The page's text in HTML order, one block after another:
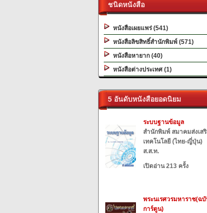
ชนิดหนังสือ
หนังสือเผยแพร่ (541)
หนังสือลิขสิทธิ์สำนักพิมพ์ (571)
หนังสือหายาก (40)
หนังสือต่างประเทศ (1)
5 อันดับหนังสือยอดนิยม
ระบบฐานข้อมูล
สำนักพิมพ์ สมาคมส่งเส
เทคโนโลยี (ไทย-ญี่ปุ่น)
ส.ส.ท.
เปิดอ่าน 213 ครั้ง
พระนเรศวรมหาราช(ฉ
การ์ตูน)